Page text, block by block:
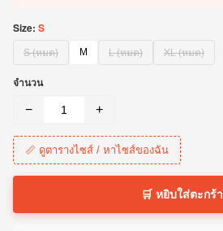
Size: S
S (หมด) M L (หมด) XL (หมด)
จำนวน
− +
📏 ดูตารางไซส์ / หาไซส์ของฉัน
🛒 หยิบใส่ตะกร้า